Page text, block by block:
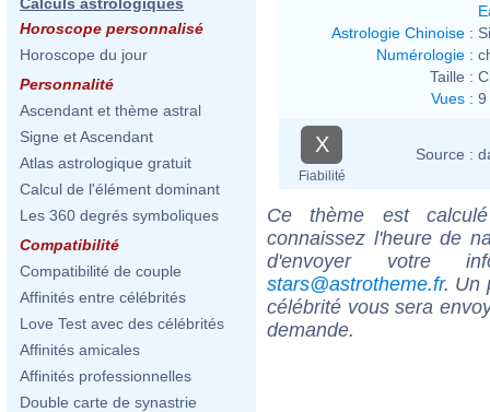
Horoscope personnalisé
Horoscope du jour
Personnalité
Ascendant et thème astral
Signe et Ascendant
Atlas astrologique gratuit
Calcul de l'élément dominant
Les 360 degrés symboliques
Compatibilité
Compatibilité de couple
Affinités entre célébrités
Love Test avec des célébrités
Affinités amicales
Affinités professionnelles
Double carte de synastrie
Astrologie Chinoise :
Numérologie :
Taille :
Vues : 9
X
Fiabilité
Source :
Ce thème est
connaissez l'heure de
d'envoyer votre
stars@astrotheme.fr. Un
célébrité vous sera
demande.